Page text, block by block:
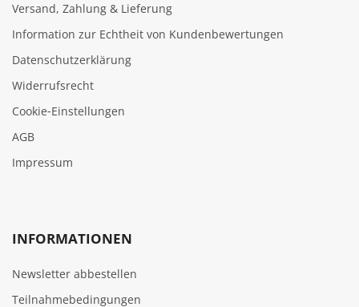
Versand, Zahlung & Lieferung
Information zur Echtheit von Kundenbewertungen
Datenschutzerklärung
Widerrufsrecht
Cookie‑Einstellungen
AGB
Impressum
INFORMATIONEN
Newsletter abbestellen
Teilnahmebedingungen